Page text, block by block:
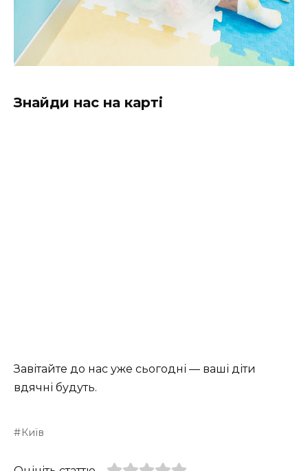
Знайди нас на карті
Завітайте до нас уже сьогодні — ваші діти
вдячні будуть.
Київ